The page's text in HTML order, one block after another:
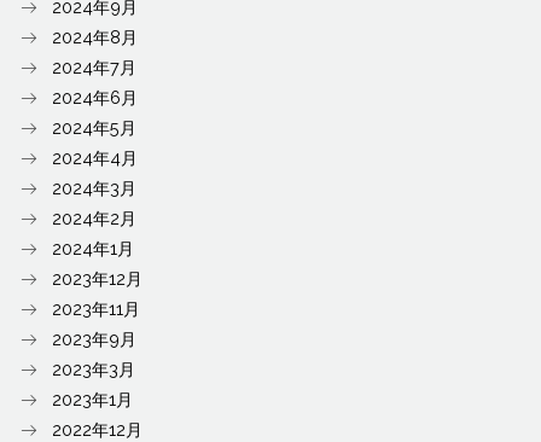
2024年9月
2024年8月
2024年7月
2024年6月
2024年5月
2024年4月
2024年3月
2024年2月
2024年1月
2023年12月
2023年11月
2023年9月
2023年3月
2023年1月
2022年12月